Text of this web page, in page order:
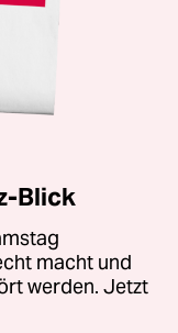
Blick
macht und
werden. Jetzt